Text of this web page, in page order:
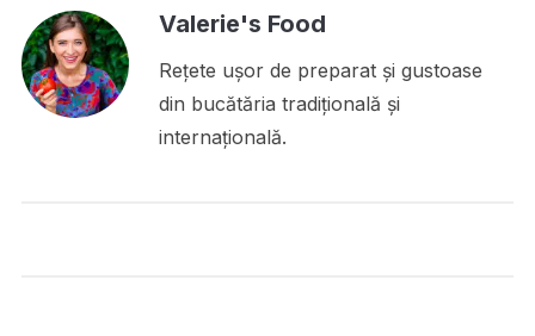
Valerie's Food
Rețete ușor de preparat și gustoase
din bucătăria tradițională și
internațională.